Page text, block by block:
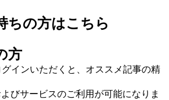
ちの方はこちら
方
インいただくと、オススメ記事の精
びサービスのご利用が可能になりま